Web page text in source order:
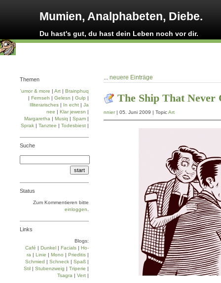
Mumien, Analphabeten, Diebe.
Du hast's gut, du hast dein Leben noch vor dir.
... neuere Einträge
The Ship That Never
nnier| 05. Juni 2009 | TopicArt
Themen
'umor & more | Art | Brainphuq
| Fernseh | Gelesn | Gulp |
Illiterarisches | In echt | Ja
nee | Klar jewesn |
Margaretha | Musiq | Spam |
Sprak | Tanztee | Todesbiest |
Suche
Status
Zum Kommentieren bitte
einloggen
Links
Blogs:
Café | Dun­kel | Facials | Ho­
ra | Linie | Mo­no | Prie­di­tis |
Schmied | Schneck | Spaß |
Stil | Stu­ben­zweig | Tri­pe­rie |
Tsa­gra | Vert |